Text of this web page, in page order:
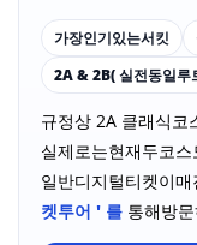
가장인기있는서킷
2A & 2B( 실전동일루
규정상 2A 클래식코
실제로는현재두코
일반디지털티켓이
켓투어 ' 를 통해방